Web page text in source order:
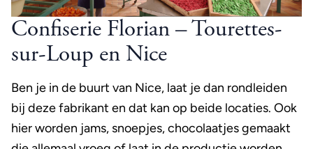
Confiserie Florian – Tourettes-
sur-Loup en Nice
Ben je in de buurt van Nice, laat je dan rondleiden
bij deze fabrikant en dat kan op beide locaties. Ook
hier worden jams, snoepjes, chocolaatjes gemaakt